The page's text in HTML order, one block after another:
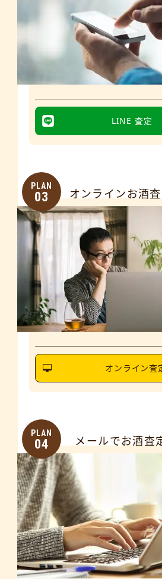
LINE 査定
PLAN
03 オンラインお酒
オンライン査
PLAN
04 メールでお酒査